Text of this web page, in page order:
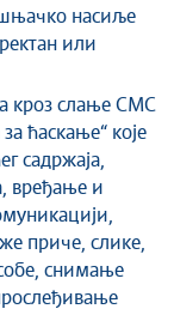
насиље
или
кроз слање СМС
ћаскање“ које
садржаја,
вређање и
приче, слике,
снимање